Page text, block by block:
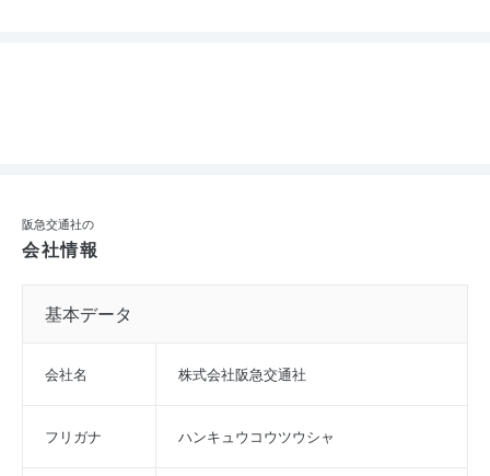
阪急交通社の
会社情報
基本データ
会社名 株式会社阪急交通社
フリガナ ハンキュウコウツウシャ